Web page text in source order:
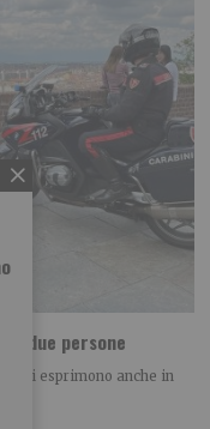
a due persone
si esprimono anche in